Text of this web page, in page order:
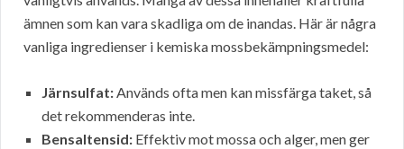
ämnen som kan vara skadliga om de inandas. Här är några
vanliga ingredienser i kemiska mossbekämpningsmedel:
Järnsulfat:Används ofta men kan missfärga taket, så
det rekommenderas inte.
Bensaltensid: Effektiv mot mossa och alger, men ger